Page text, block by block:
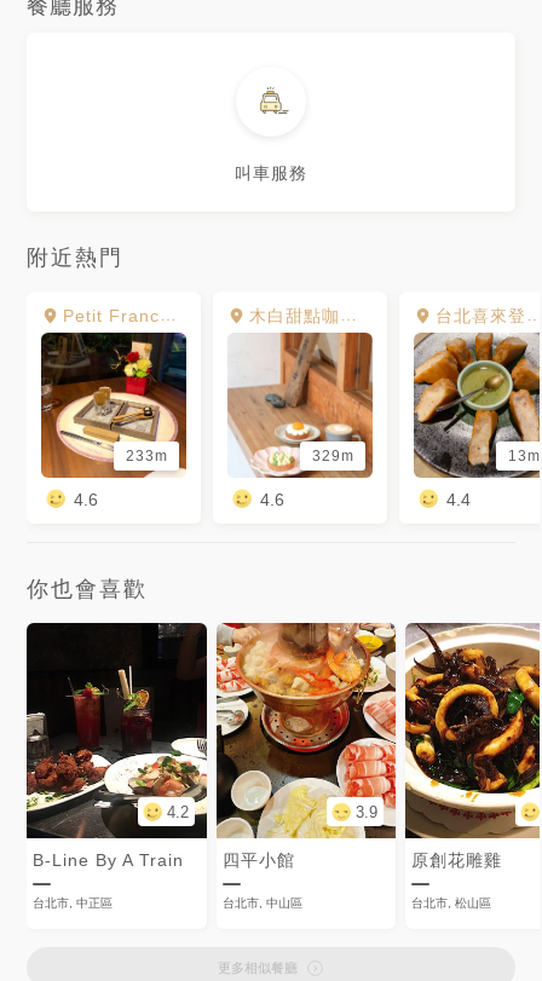
餐廳服務
叫車服務
附近熱門
Petit France 小法國餐館
233m
4.6
木白甜點咖啡店
329m
4.6
台北喜來登大飯店 - 蘇可泰 SUKHOTHAI
13m
4.4
你也會喜歡
4.2
B-Line By A Train
台北市, 中正區
3.9
四平小館
台北市, 中山區
原創花雕雞
台北市, 松山區
更多相似餐廳